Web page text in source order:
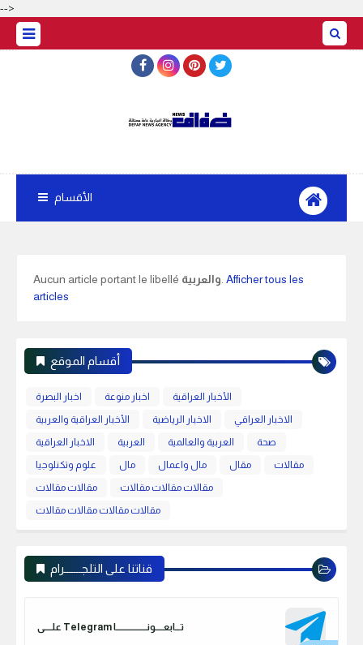
-->
الأقسام
Aucun article portant le libellé والعربية Afficher tous les
articles
أقسام الموقع
اخبار البصرة اخبار منوعة
الأخبار العراقية
الأخبار العراقية والعربية
الاخبار الرياضية
الاخبار العراقي
الاخبار العراقية
العربية العربية والعالمية
صحة
علوم وتكنلوجيا
مال مال واعمال مقال
مقالات
مقالات مقالات
مقالات مقالات مقالات
مقالات مقالات مقالات مقالات
قناتنا على التلجـــــــرام
علـــــى Telegram تـــابعـــــونـــــــــــــــــــا